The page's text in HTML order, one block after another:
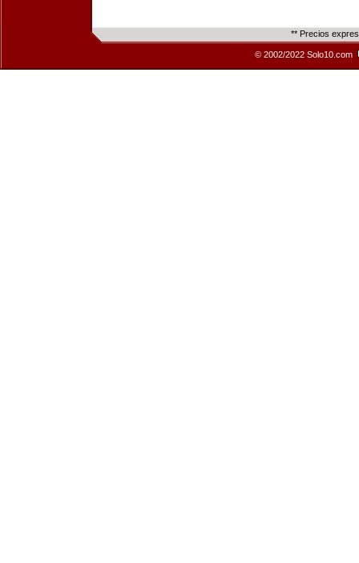
** Precios
© 2002/2022 Solo10.com